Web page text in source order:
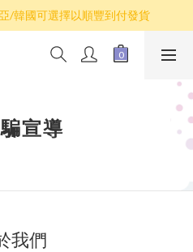
品買滿$800包順豐(香港境內)
/韓國可選擇以順豐到付發貨
品買滿$800包順豐(香港境內)
宣導
我們